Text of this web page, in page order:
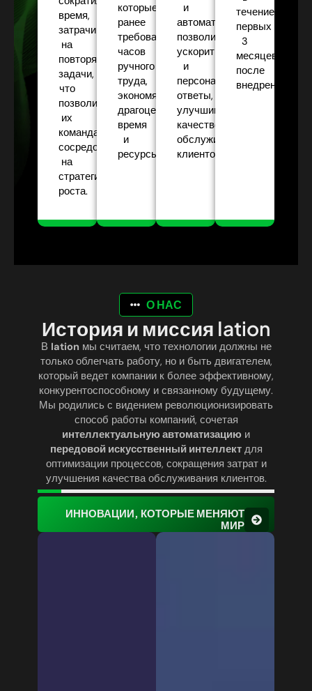
время,
затрачиваемое
на
повторяющиеся
задачи,
что
позволило
их
командам
сосредоточиться
на
стратегиях
роста.
которые
ранее
требовали
часов
ручного
труда,
экономя
драгоценное
время
и
ресурсы.
и
автоматизации
позволила
ускорить
и
персонализировать
ответы,
улучшив
качество
обслуживания
клиентов.
течение
первых
3
месяцев
после
внедрения.
О НАС
История и миссия Iation
В Iation мы считаем, что технологии должны не
только облегчать работу, но и быть двигателем,
который ведет компании к более эффективному,
конкурентоспособному и связанному будущему.
Мы родились с видением революционизировать
способ работы компаний, сочетая
интеллектуальную автоматизацию и
передовой искусственный интеллектдля
оптимизации процессов, сокращения затрат и
улучшения качества обслуживания клиентов.
ИННОВАЦИИ, КОТОРЫЕ МЕНЯЮТ
МИР